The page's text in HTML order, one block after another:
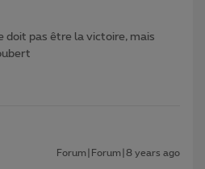
doit pas être la victoire, mais
Forum|Forum|8 years ago